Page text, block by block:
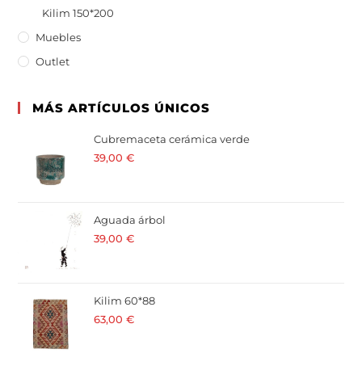
Kilim 150*200
Muebles
Outlet
MÁS ARTÍCULOS ÚNICOS
Cubremaceta cerámica verde
39,00€
Aguada árbol
39,00€
Kilim 60*88
63,00€